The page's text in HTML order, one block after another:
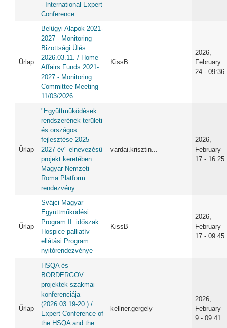
- International Expert
Conference
Űrlap
Belügyi Alapok 2021-
2027 - Monitoring
Bizottsági Ülés
2026.03.11. / Home
Affairs Funds 2021-
2027 - Monitoring
Committee Meeting
11/03/2026
KissB
2026,
February
24 - 09:36
Űrlap
"Együttműködések
rendszerének területi
és országos
fejlesztése 2025-
2027 év" elnevezésű
projekt keretében
Magyar Nemzeti
Roma Platform
rendezvény
vardai.krisztin...
2026,
February
17 - 16:25
Űrlap
Svájci-Magyar
Együttműködési
Program II. időszak
Hospice-palliatív
ellátási Program
nyitórendezvénye
KissB
2026,
February
17 - 09:45
Űrlap
HSQA és
BORDERGOV
projektek szakmai
konferenciája
(2026.03.19-20.) /
Expert Conference of
the HSQA and the
kellner.gergely
2026,
February
9 - 09:41